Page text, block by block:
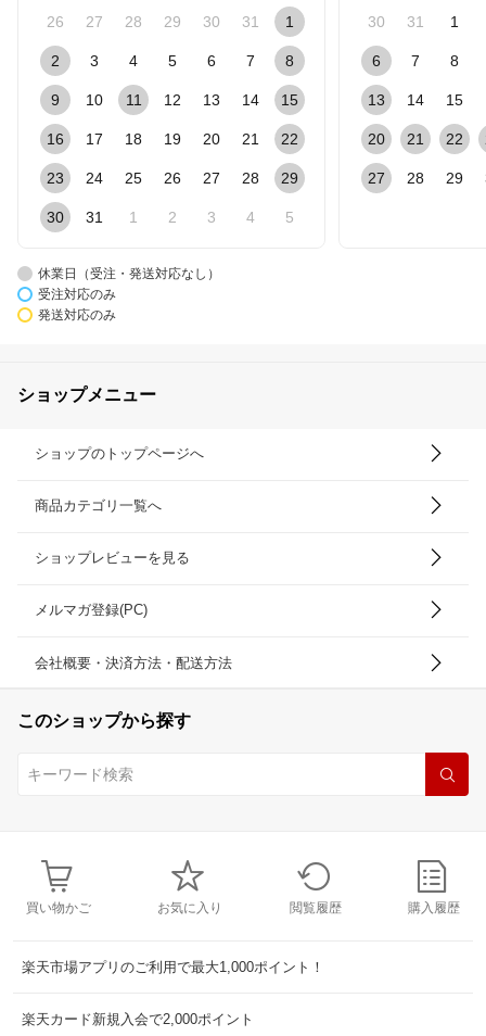
26 27 28 29 30 31 1
2 3 4 5 6 7 8
9 10 11 12 13 14 15
16 17 18 19 20 21 22
23 24 25 26 27 28 29
30 31 1 2 3 4 5
30 31 1
6 7 8
13 14 15
20 21 22
27 28 29
休業日（受注・発送対応なし）
受注対応のみ
発送対応のみ
ショップメニュー
ショップのトップページへ
商品カテゴリ一覧へ
ショップレビューを見る
メルマガ登録(PC)
会社概要・決済方法・配送方法
このショップから探す
買い物かご お気に入り 閲覧履歴 購入履歴
楽天市場アプリのご利用で最大1,000ポイント！
楽天カード新規入会で2,000ポイント